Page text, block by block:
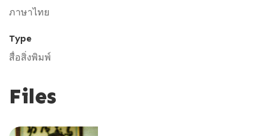
ภาษาไทย
Type
สื่อสิ่งพิมพ์
Files